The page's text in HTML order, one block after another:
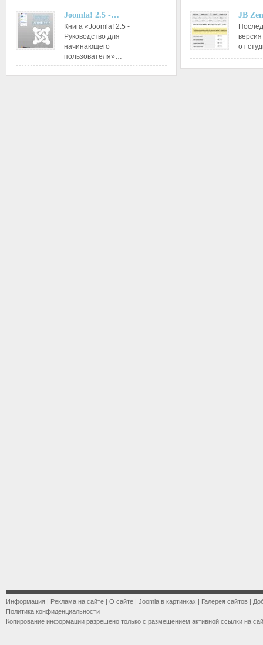
Joomla! 2.5 -…
Книга «Joomla! 2.5 -
Руководство для
начинающего
пользователя»…
JB
от
Информация | Реклама на сайте | О сайте | Joomla в картинках | Галерея сайтов |
Политика конфиденциальности
Копирование информации разрешено только с размещением активной ссылки на